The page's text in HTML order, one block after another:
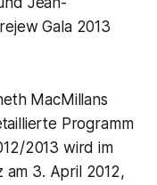
Gala 2013
MacMillans
Programm
2013 wird im
am 3. April 2012,